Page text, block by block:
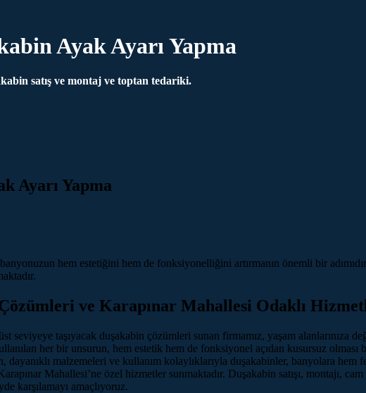
Ayak Ayarı Yapma
satış ve montaj ve toptan tedariki.
Ayarı Yapma
hem estetiğini hem de fonksiyonelliğini artırmanın önemli bir
ve Karapınar Mahallesi Odaklı
seviyeye taşıyacak duşakabin çözümleri sunan firmamız, yaşam alanlarınıza
her bir unsurun, hem estetik hem de fonksiyonel açıdan kusursuz
dayanıklı malzemeleri ve kullanım kolaylıklarıyla duşakabinler, banyolara hem
Mahallesi’ne özel hizmetler sunmaktadır. Duşakabin satışı, montajı,
karşılamayı amaçlıyoruz.